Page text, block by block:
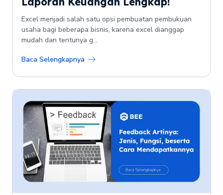
Excel menjadi salah satu opsi pembuatan pembukuan
usaha bagi beberapa bisnis, karena excel dianggap
mudah dan tentunya g...
Baca Selengkapnya